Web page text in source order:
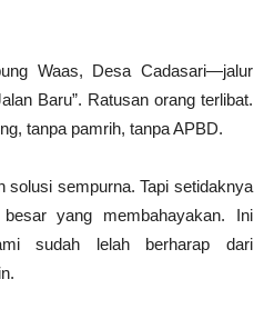
Waas, Desa Cadasari—jalur
Baru”. Ratusan orang terlibat.
tanpa pamrih, tanpa APBD.
solusi sempurna. Tapi setidaknya
yang membahayakan. Ini
sudah lelah berharap dari